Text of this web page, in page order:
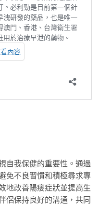
自我保健的重要性。通過
免不良習慣和積極尋求專
地改善陽痿症狀並提高生
侶保持良好的溝通，共同